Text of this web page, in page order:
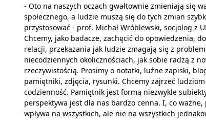
- Oto na naszych oczach gwałtownie zmieniają się
społecznego, a ludzie muszą się do tych zmian
przystosować - prof. Michał Wróblewski, socjolog z
Chcemy, jako badacze, zachęcić do opowiedzenia,
relacji, przekazania jak ludzie zmagają się z
niecodziennych okolicznościach, jak sobie radzą z
rzeczywistością. Prosimy o notatki, luźne zapiski,
pamiętniki, zdjęcia, rysunki. Chcemy zajrzeć
codzienność. Pamiętnik jest formą niezwykle
perspektywa jest dla nas bardzo cenna. I, co ważne,
wpływa na wszystkich, ale nie na wszystkich